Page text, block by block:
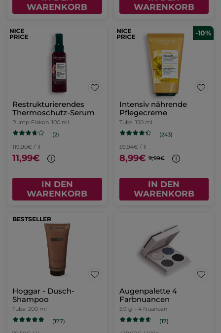
WARENKORB
WARENKORB
Restrukturierendes
Thermoschutz-Serum
Pump-Flakon 100 ml
(2)
119,90€ / 1l
11,99€
IN DEN
WARENKORB
-10%
Intensiv nährende
Pflegecreme
Tube 150 ml
(243)
59,94€ / 1l
8,99€ 9,99€
IN DEN
WARENKORB
BESTSELLER
Hoggar - Dusch-
Shampoo
Tube 200 ml
(177)
Augenpalette 4
Farbnuancen
5.9 g - 4 Nuancen
(17)